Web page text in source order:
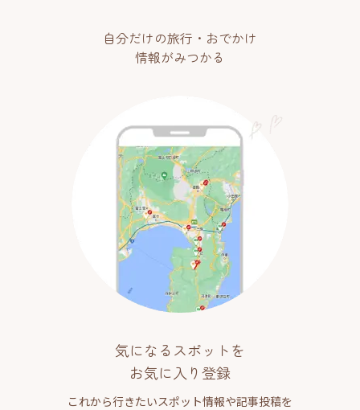
自分だけの旅行・おでかけ
情報がみつかる
気になるスポットを
お気に入り登録
これから行きたいスポット情報や記事投稿を